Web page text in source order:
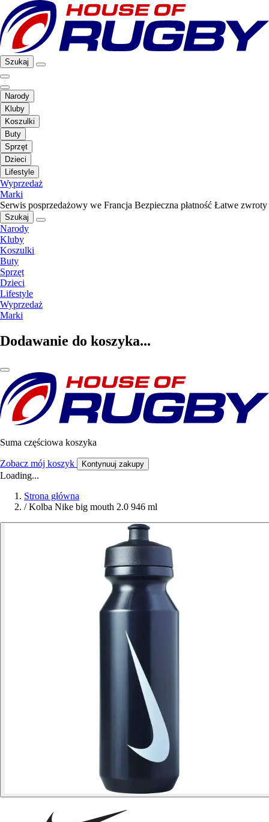
Szukaj
Narody
Kluby
Koszulki
Buty
Sprzęt
Dzieci
Lifestyle
Wyprzedaż
Marki
Serwis posprzedażowy we Francja Bezpieczna płatność Łatwe zwroty
Szukaj
Narody
Kluby
Koszulki
Buty
Sprzęt
Dzieci
Lifestyle
Wyprzedaż
Marki
Dodawanie do koszyka...
Suma częściowa koszyka
Zobacz mój koszyk Kontynuuj zakupy
Loading...
Strona główna
/ Kolba Nike big mouth 2.0 946 ml